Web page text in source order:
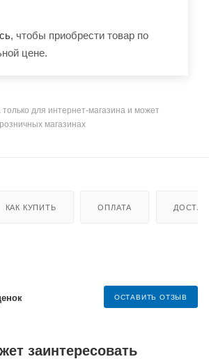
, чтобы приобрести товар по
цене.
для интернет-магазина и может
магазинах
КАК КУПИТЬ ОПЛАТА
ОСТАВИТЬ ОТЗЫВ
заинтересовать